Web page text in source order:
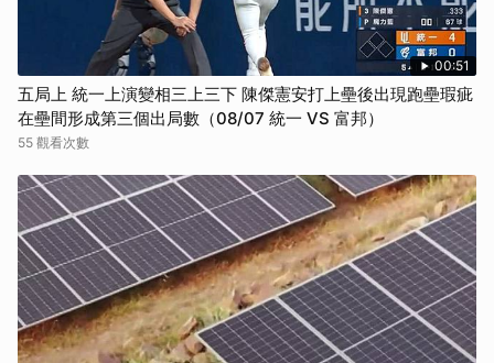
00:51
五局上 統一上演變相三上三下 陳傑憲安打上壘後出現跑壘瑕疵
在壘間形成第三個出局數（08/07 統一 VS 富邦）
55 觀看次數